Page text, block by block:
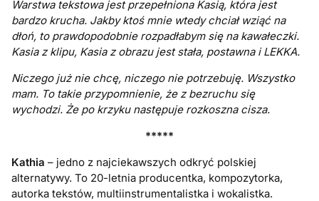
Warstwa tekstowa jest przepełniona Kasią, która jest
bardzo krucha. Jakby ktoś mnie wtedy chciał wziąć na
dłoń, to prawdopodobnie rozpadłabym się na kawałeczki.
Kasia z klipu, Kasia z obrazu jest stała, postawna i LEKKA.
Niczego już nie chcę, niczego nie potrzebuję. Wszystko
mam. To takie przypomnienie, że z bezruchu się
wychodzi. Że po krzyku następuje rozkoszna cisza.
*****
Kathia – jedno z najciekawszych odkryć polskiej
alternatywy. To 20-letnia producentka, kompozytorka,
autorka tekstów, multiinstrumentalistka i wokalistka.